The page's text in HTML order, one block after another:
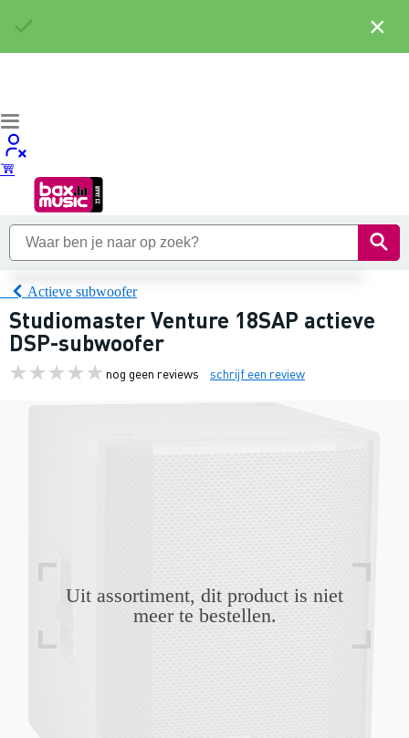
Actieve subwoofer
Studiomaster Venture 18SAP actieve
DSP-subwoofer
nog geen reviews schrijf een review
Uit assortiment, dit product is niet
meer te bestellen.
×